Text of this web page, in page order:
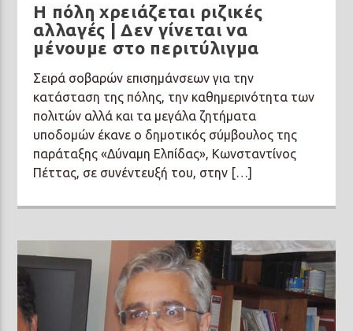
Η πόλη χρειάζεται ριζικές
αλλαγές | Δεν γίνεται να
μένουμε στο περιτύλιγμα
Σειρά σοβαρών επισημάνσεων για την
κατάσταση της πόλης, την καθημερινότητα των
πολιτών αλλά και τα μεγάλα ζητήματα
υποδομών έκανε ο δημοτικός σύμβουλος της
παράταξης «Δύναμη Ελπίδας», Κωνσταντίνος
Πέττας, σε συνέντευξή του, στην […]